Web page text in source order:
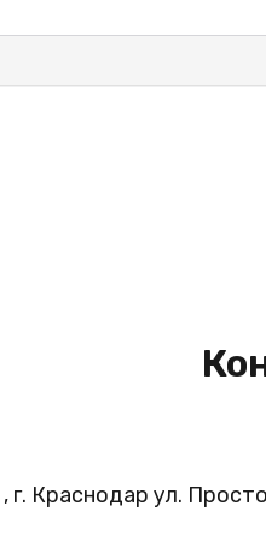
Краснодар ул.